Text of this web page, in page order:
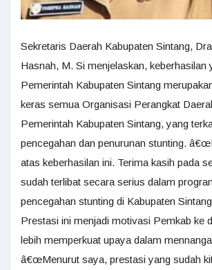
Sekretaris Daerah Kabupaten Sintang,
Hasnah, M. Si menjelaskan, keberhasilan
Pemerintah Kabupaten Sintang
keras semua Organisasi Perangkat
Pemerintah Kabupaten Sintang, yang
pencegahan dan penurunan stunting.
atas keberhasilan ini. Terima kasih pada
sudah terlibat secara serius dalam
pencegahan stunting di Kabupaten
Prestasi ini menjadi motivasi Pemkab ke
lebih memperkuat upaya dalam
â€œMenurut saya, prestasi yang sudah